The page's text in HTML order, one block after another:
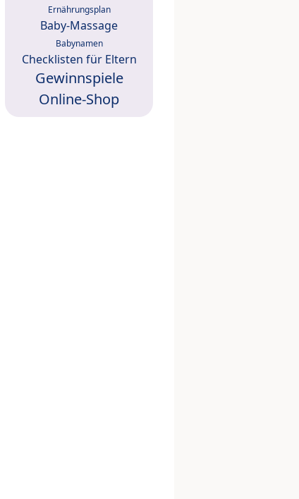
Ernährungsplan
Baby-Massage
Babynamen
Checklisten für Eltern
Gewinnspiele
Online-Shop